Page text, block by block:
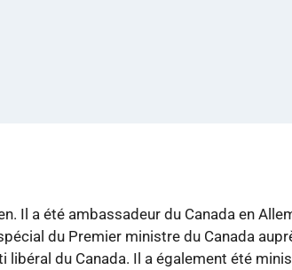
Il a été ambassadeur du Canada en
du Premier ministre du Canada
libéral du Canada. Il a également été